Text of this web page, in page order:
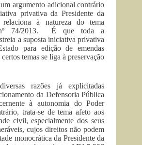
argumento adicional contrário
privativa da Presidente da
à natureza do tema
74/2013. É que toda a
a suposta iniciativa privativa
para edição de emendas
temas se liga à preservação
razões já explicitadas
da Defensoria Pública
à autonomia do Poder
trata-se de tema afeto aos
civil, especialmente dos seus
cujos direitos não podem
monocrática da Presidente da